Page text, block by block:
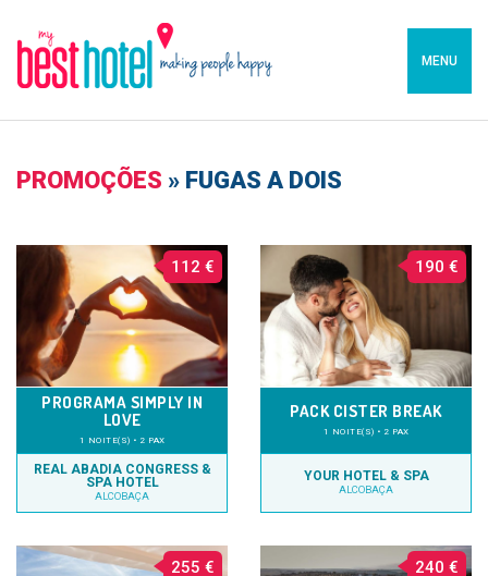
MENU
PROMOÇÕES » FUGAS A DOIS
112 €
PROGRAMA SIMPLY IN
LOVE
1 NOITE(S) • 2 PAX
REAL ABADIA CONGRESS &
SPA HOTEL
ALCOBAÇA
190 €
PACK CISTER BREAK
1 NOITE(S) • 2 PAX
YOUR HOTEL & SPA
ALCOBAÇA
255 € 240 €